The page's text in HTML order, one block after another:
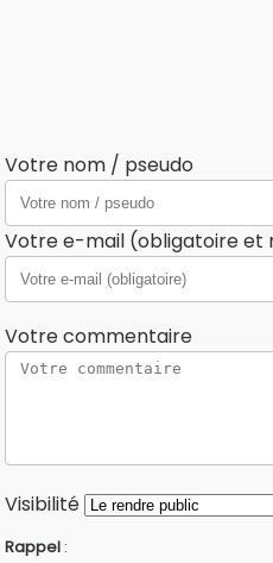
Votre nom / pseudo
Votre e-mail (obligatoire et
Votre commentaire
Visibilité
Rappel :